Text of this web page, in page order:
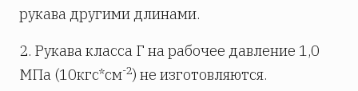
рукава другими длинами.
2. Рукава класса Г на рабочее давление 1,0
МПа (10кгс*см-2) не изготовляются.